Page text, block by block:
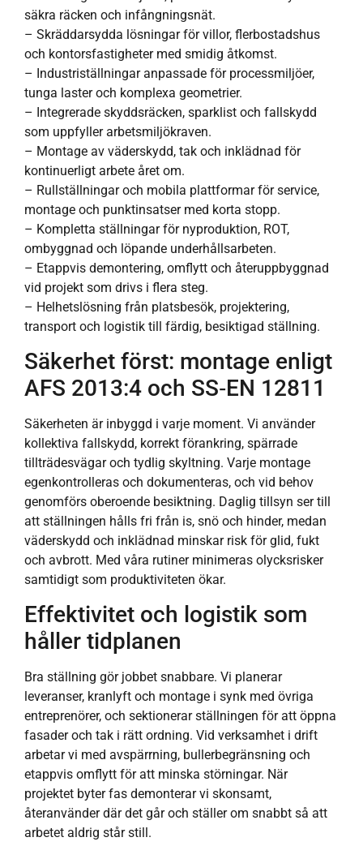
säkra räcken och infångningsnät.
– Skräddarsydda lösningar för villor, flerbostadshus
och kontorsfastigheter med smidig åtkomst.
– Industriställningar anpassade för processmiljöer,
tunga laster och komplexa geometrier.
– Integrerade skyddsräcken, sparklist och fallskydd
som uppfyller arbetsmiljökraven.
– Montage av väderskydd, tak och inklädnad för
kontinuerligt arbete året om.
– Rullställningar och mobila plattformar för service,
montage och punktinsatser med korta stopp.
– Kompletta ställningar för nyproduktion, ROT,
ombyggnad och löpande underhållsarbeten.
– Etappvis demontering, omflytt och återuppbyggnad
vid projekt som drivs i flera steg.
– Helhetslösning från platsbesök, projektering,
transport och logistik till färdig, besiktigad ställning.
Säkerhet först: montage enligt
AFS 2013:4 och SS‑EN 12811
Säkerheten är inbyggd i varje moment. Vi använder
kollektiva fallskydd, korrekt förankring, spärrade
tillträdesvägar och tydlig skyltning. Varje montage
egenkontrolleras och dokumenteras, och vid behov
genomförs oberoende besiktning. Daglig tillsyn ser till
att ställningen hålls fri från is, snö och hinder, medan
väderskydd och inklädnad minskar risk för glid, fukt
och avbrott. Med våra rutiner minimeras olycksrisker
samtidigt som produktiviteten ökar.
Effektivitet och logistik som
håller tidplanen
Bra ställning gör jobbet snabbare. Vi planerar
leveranser, kranlyft och montage i synk med övriga
entreprenörer, och sektionerar ställningen för att öppna
fasader och tak i rätt ordning. Vid verksamhet i drift
arbetar vi med avspärrning, bullerbegränsning och
etappvis omflytt för att minska störningar. När
projektet byter fas demonterar vi skonsamt,
återanvänder där det går och ställer om snabbt så att
arbetet aldrig står still.